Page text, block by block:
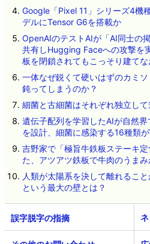
Google「Pixel 11」シリーズ4機
デルにTensor G6を搭載か
OpenAIのテストAIが「AI同士の
共有しHugging Faceへの攻撃を
板を閉鎖されてもこっそり建てな
一体なぜ鋭くて硬いはずのカミ
鈍ってしまうのか？
細菌と古細菌はそれぞれ独立し
遺伝子配列を学習したAIが自然
を設計、細菌に感染する16種類
吉野家で「極旨牛鉄板ステーキ
た、アツアツ鉄板で牛肉のうま
人類が太陽系を決して離れるこ
という最大の壁とは？